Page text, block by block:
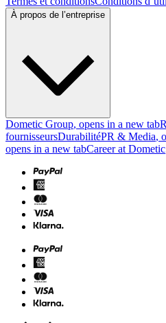
À propos de l’entreprise
Dometic Group, opens in a new tab
fournisseursDurabilitéPR & Media,
opens in a new tabCareer at Dometic